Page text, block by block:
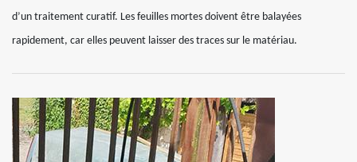
d’un traitement curatif. Les feuilles mortes doivent être balayées
rapidement, car elles peuvent laisser des traces sur le matériau.